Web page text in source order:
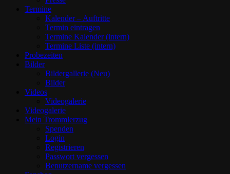
Termine
Kalender – Auftritte
Termin eintragen
Termine Kalender (intern)
Termine Liste (intern)
Probezeiten
Bilder
Bildergallerie (Neu)
Bilder
Videos
Videogalerie
Videogalerie
Mein Trommlerzug
Spenden
Login
Registrieren
Passwort vergessen
Benutzername vergessen